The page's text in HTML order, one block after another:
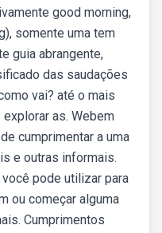
good morning,
somente uma tem
guia abrangente,
das saudações
vai? até o mais
as. Webem
cumprimentar a uma
e outras informais.
pode utilizar para
ou começar alguma
Cumprimentos